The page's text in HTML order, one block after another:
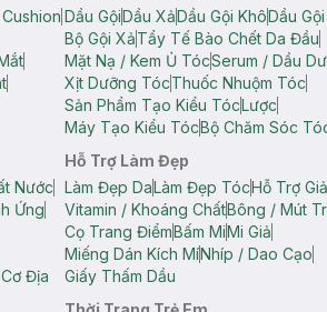
Dầu GộiDầu XảDầu Gội KhôDầu
Bộ Gội XảTẩy Tế Bào Chết Da Đầu
Mặt Nạ / Kem Ủ TócSerum / Dầu
Xịt Dưỡng TócThuốc Nhuộm Tóc
Sản Phẩm Tạo Kiểu TócLược
Máy Tạo Kiểu TócBộ Chăm Sóc
Nước
Ứng
Địa
Hỗ Trợ Làm Đẹp
Làm Đẹp DaLàm Đẹp TócHỗ Trợ
Vitamin / Khoáng ChấtBông / Mút
Cọ Trang ĐiểmBấm MiMi Giả
Miếng Dán Kích MíNhíp / Dao Cạo
Giấy Thấm Dầu